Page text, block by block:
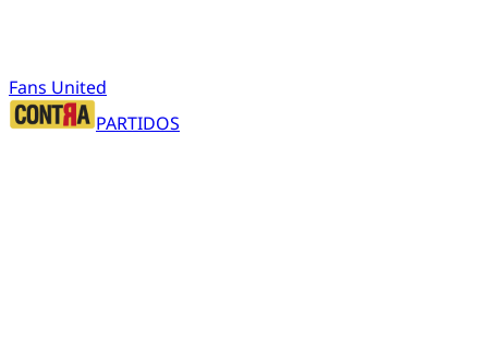
Fans United
PARTIDOS